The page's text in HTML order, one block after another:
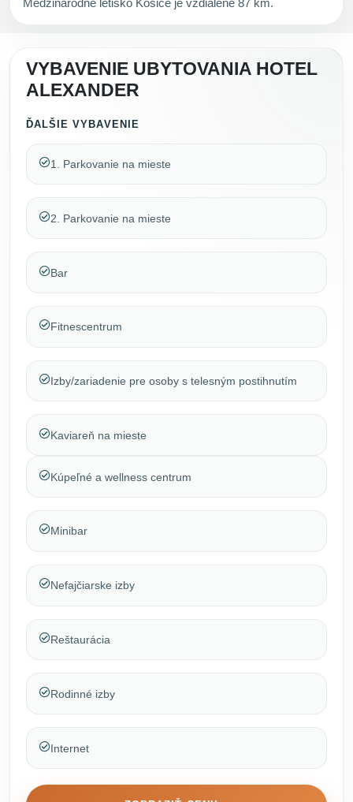
Medzinárodné letisko Košice je vzdialené 87 km.
VYBAVENIE UBYTOVANIA HOTEL
ALEXANDER
ĎALŠIE VYBAVENIE
1. Parkovanie na mieste
2. Parkovanie na mieste
Bar
Fitnescentrum
Izby/zariadenie pre osoby s telesným postihnutím
Kaviareň na mieste
Kúpeľné a wellness centrum
Minibar
Nefajčiarske izby
Reštaurácia
Rodinné izby
Internet